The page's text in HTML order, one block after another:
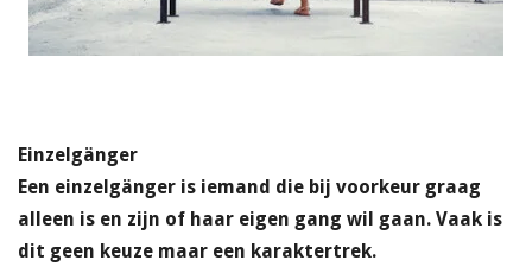
Einzelgänger
Een einzelgänger is iemand die bij voorkeur graag
alleen is en zijn of haar eigen gang wil gaan. Vaak is
dit geen keuze maar een karaktertrek.